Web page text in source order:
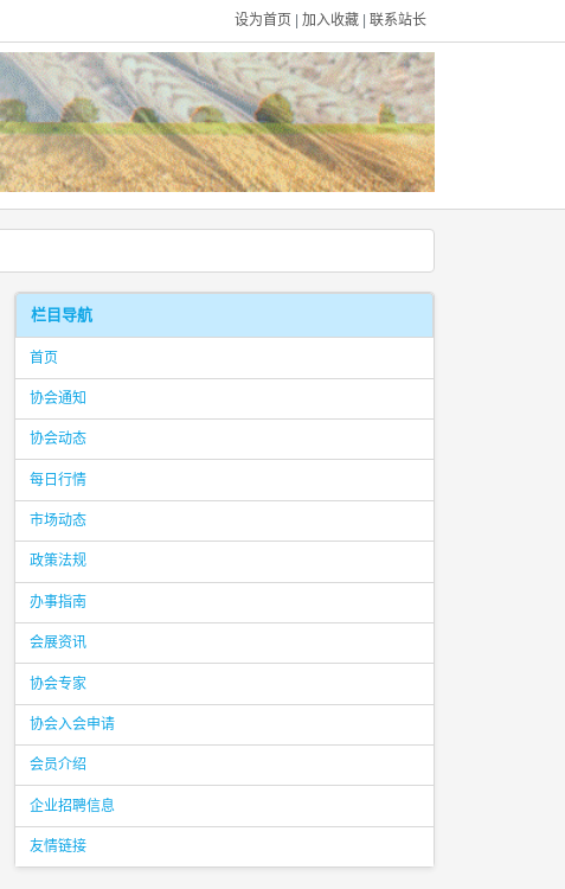
设为首页 加入收藏 联系站长
栏目导航
首页
协会通知
协会动态
每日行情
市场动态
政策法规
办事指南
会展资讯
协会专家
协会入会申请
会员介绍
企业招聘信息
友情链接